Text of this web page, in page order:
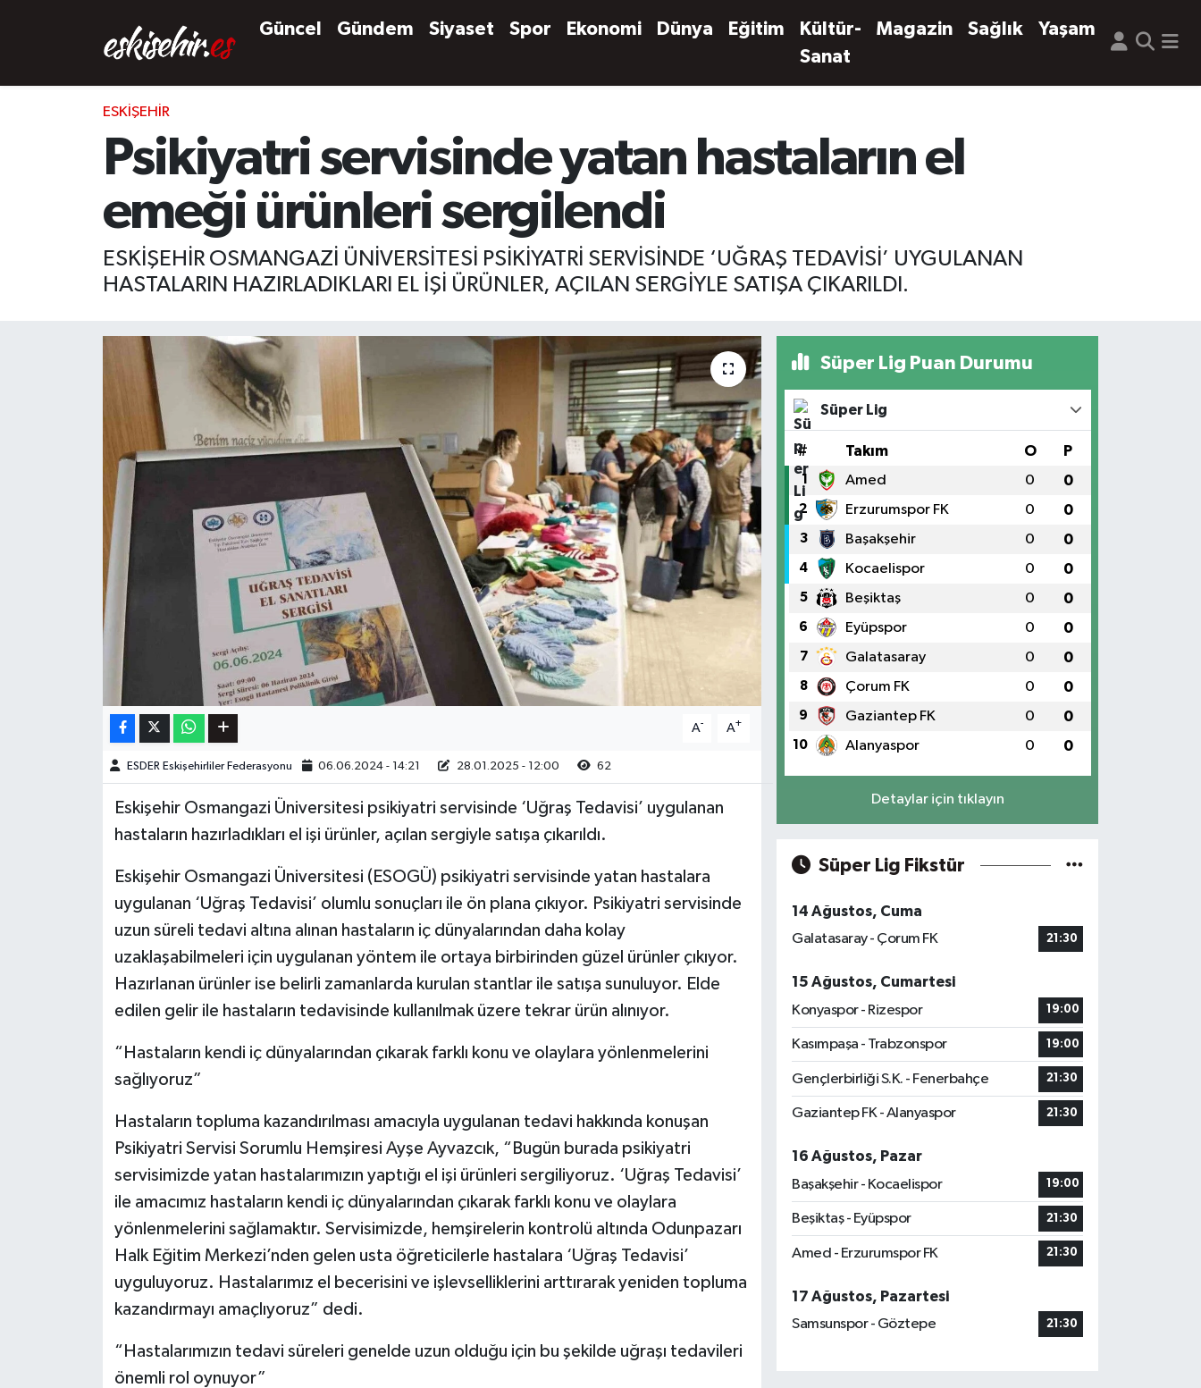
Güncel Gündem Siyaset Spor Ekonomi Dünya Eğitim
Kültür-
Sanat
Magazin Sağlık Yaşam
ESKIŞEHIR
Psikiyatri servisinde yatan hastaların el
emeği ürünleri sergilendi
ESKİŞEHİR OSMANGAZİ ÜNİVERSİTESİ PSİKİYATRİ SERVİSİNDE ‘UĞRAŞ TEDAVİSİ’ UYGULANAN
HASTALARIN HAZIRLADIKLARI EL İŞİ ÜRÜNLER, AÇILAN SERGİYLE SATIŞA ÇIKARILDI.
A- A+
ESDER Eskişehirliler Federasyonu 06.06.2024 - 14:21 28.01.2025 - 12:00 62
Eskişehir Osmangazi Üniversitesi psikiyatri servisinde ‘Uğraş Tedavisi’ uygulanan
hastaların hazırladıkları el işi ürünler, açılan sergiyle satışa çıkarıldı.
Eskişehir Osmangazi Üniversitesi (ESOGÜ) psikiyatri servisinde yatan hastalara
uygulanan ‘Uğraş Tedavisi’ olumlu sonuçları ile ön plana çıkıyor. Psikiyatri servisinde
uzun süreli tedavi altına alınan hastaların iç dünyalarından daha kolay
uzaklaşabilmeleri için uygulanan yöntem ile ortaya birbirinden güzel ürünler çıkıyor.
Hazırlanan ürünler ise belirli zamanlarda kurulan stantlar ile satışa sunuluyor. Elde
edilen gelir ile hastaların tedavisinde kullanılmak üzere tekrar ürün alınıyor.
“Hastaların kendi iç dünyalarından çıkarak farklı konu ve olaylara yönlenmelerini
sağlıyoruz”
Hastaların topluma kazandırılması amacıyla uygulanan tedavi hakkında konuşan
Psikiyatri Servisi Sorumlu Hemşiresi Ayşe Ayvazcık, “Bugün burada psikiyatri
servisimizde yatan hastalarımızın yaptığı el işi ürünleri sergiliyoruz. ‘Uğraş Tedavisi’
ile amacımız hastaların kendi iç dünyalarından çıkarak farklı konu ve olaylara
yönlenmelerini sağlamaktır. Servisimizde, hemşirelerin kontrolü altında Odunpazarı
Halk Eğitim Merkezi’nden gelen usta öğreticilerle hastalara ‘Uğraş Tedavisi’
uyguluyoruz. Hastalarımız el becerisini ve işlevselliklerini arttırarak yeniden topluma
kazandırmayı amaçlıyoruz” dedi.
“Hastalarımızın tedavi süreleri genelde uzun olduğu için bu şekilde uğraşı tedavileri
önemli rol oynuyor”
Süper Lig Puan Durumu
Süper Lig
# Takım O P
1 Amed 0 0
2 Erzurumspor FK 0 0
3 Başakşehir 0 0
4 Kocaelispor 0 0
5 Beşiktaş 0 0
6 Eyüpspor 0 0
7 Galatasaray 0 0
8 Çorum FK 0 0
9 Gaziantep FK 0 0
10 Alanyaspor 0 0
Detaylar için tıklayın
Süper Lig Fikstür
14 Ağustos, Cuma
Galatasaray - Çorum FK
21:30
15 Ağustos, Cumartesi
Konyaspor - Rizespor
19:00
Kasımpaşa - Trabzonspor 19:00
Gençlerbirliği S.K. - Fenerbahçe 21:30
Gaziantep FK - Alanyaspor 21:30
16 Ağustos, Pazar
Başakşehir - Kocaelispor
19:00
Beşiktaş - Eyüpspor 21:30
Amed - Erzurumspor FK 21:30
17 Ağustos, Pazartesi
Samsunspor - Göztepe
21:30